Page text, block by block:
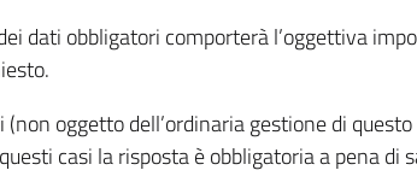
dati obbligatori comporterà l’oggettiva
oggetto dell’ordinaria gestione di
casi la risposta è obbligatoria a pena di